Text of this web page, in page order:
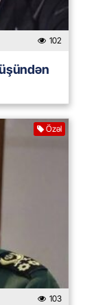
102
Özəl
103